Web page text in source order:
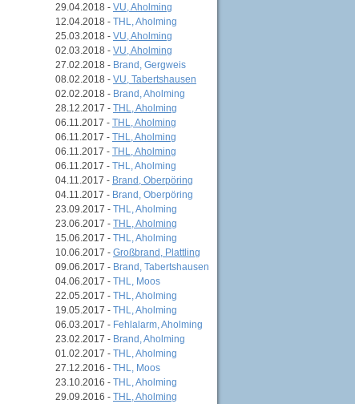
29.04.2018 - VU, Aholming
12.04.2018 - THL, Aholming
25.03.2018 - VU, Aholming
02.03.2018 - VU, Aholming
27.02.2018 - Brand, Gergweis
08.02.2018 - VU, Tabertshausen
02.02.2018 - Brand, Aholming
28.12.2017 - THL, Aholming
06.11.2017 - THL, Aholming
06.11.2017 - THL, Aholming
06.11.2017 - THL, Aholming
06.11.2017 - THL, Aholming
04.11.2017 - Brand, Oberpöring
04.11.2017 - Brand, Oberpöring
23.09.2017 - THL, Aholming
23.06.2017 - THL, Aholming
15.06.2017 - THL, Aholming
10.06.2017 - Großbrand, Plattling
09.06.2017 - Brand, Tabertshausen
04.06.2017 - THL, Moos
22.05.2017 - THL, Aholming
19.05.2017 - THL, Aholming
06.03.2017 - Fehlalarm, Aholming
23.02.2017 - Brand, Aholming
01.02.2017 - THL, Aholming
27.12.2016 - THL, Moos
23.10.2016 - THL, Aholming
29.09.2016 - THL, Aholming